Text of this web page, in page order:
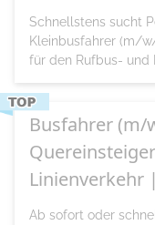
Schnellstens sucht
Kleinbusfahrer (m/
für den Rufbus- und
Busfahrer
Linienverkehr
Ab sofort oder